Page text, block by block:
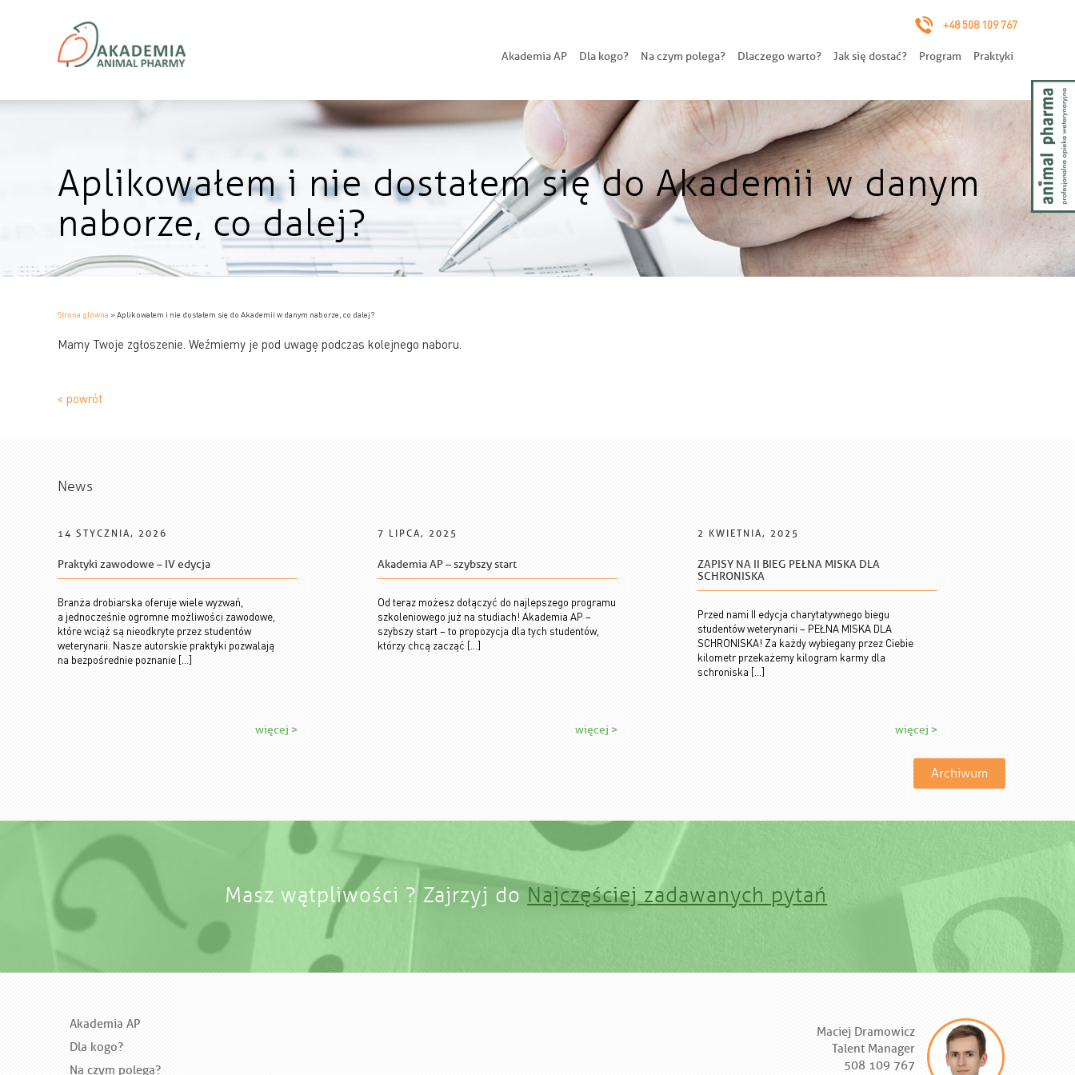
+48 508 109 767
Akademia AP Dla kogo? Na czym polega? Dlaczego warto? Jak się dostać? Program Praktyki
Aplikowałem i nie dostałem się do Akademii w danym
naborze, co dalej?
Strona główna »Aplikowałem i nie dostałem się do Akademii w danym naborze, co dalej?
Mamy Twoje zgłoszenie. Weźmiemy je pod uwagę podczas kolejnego naboru.
< powrót
News
14 STYCZNIA, 2026
Praktyki zawodowe – IV edycja
Branża drobiarska oferuje wiele wyzwań,
a jednocześnie ogromne możliwości zawodowe,
które wciąż są nieodkryte przez studentów
weterynarii. Nasze autorskie praktyki pozwalają
na bezpośrednie poznanie […]
więcej >
7 LIPCA, 2025
Akademia AP – szybszy start
Od teraz możesz dołączyć do najlepszego programu
szkoleniowego już na studiach! Akademia AP –
szybszy start – to propozycja dla tych studentów,
którzy chcą zacząć […]
więcej >
2 KWIETNIA, 2025
ZAPISY NA II BIEG PEŁNA MISKA DLA
SCHRONISKA
Przed nami II edycja charytatywnego biegu
studentów weterynarii – PEŁNA MISKA DLA
SCHRONISKA! Za każdy wybiegany przez Ciebie
kilometr przekażemy kilogram karmy dla
schroniska […]
więcej >
Archiwum
Masz wątpliwości ? Zajrzyj do Najczęściej zadawanych pytań
Akademia AP
Dla kogo?
Na czym polega?
Maciej Dramowicz
Talent Manager
508 109 767